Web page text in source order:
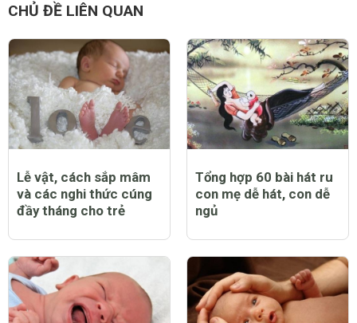
CHỦ ĐỀ LIÊN QUAN
Lễ vật, cách sắp mâm
và các nghi thức cúng
đầy tháng cho trẻ
Tổng hợp 60 bài hát ru
con mẹ dễ hát, con dễ
ngủ